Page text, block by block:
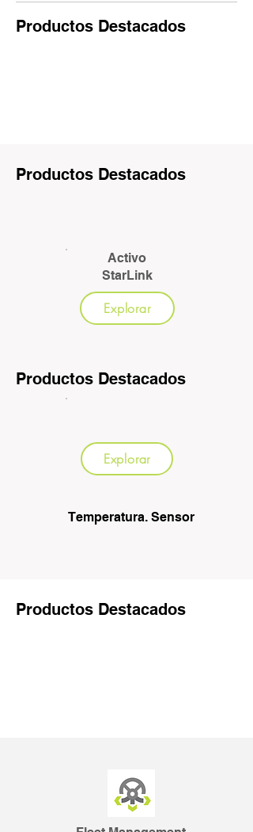
Productos Destacados
Productos Destacados
Activo
StarLink
Explorar
Productos Destacados
Explorar
Temperatura. Sensor
Productos Destacados